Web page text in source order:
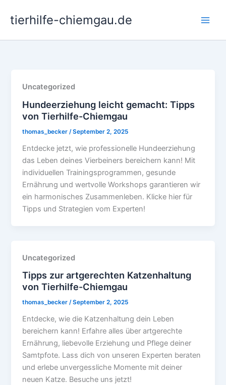
tierhilfe-chiemgau.de
Uncategorized
Hundeerziehung leicht gemacht: Tipps
von Tierhilfe-Chiemgau
thomas_becker/September 2, 2025
Entdecke jetzt, wie professionelle Hundeerziehung
das Leben deines Vierbeiners bereichern kann! Mit
individuellen Trainingsprogrammen, gesunde
Ernährung und wertvolle Workshops garantieren wir
ein harmonisches Zusammenleben. Klicke hier für
Tipps und Strategien vom Experten!
Uncategorized
Tipps zur artgerechten Katzenhaltung
von Tierhilfe-Chiemgau
thomas_becker/September 2, 2025
Entdecke, wie die Katzenhaltung dein Leben
bereichern kann! Erfahre alles über artgerechte
Ernährung, liebevolle Erziehung und Pflege deiner
Samtpfote. Lass dich von unseren Experten beraten
und erlebe unvergessliche Momente mit deiner
neuen Katze. Besuche uns jetzt!